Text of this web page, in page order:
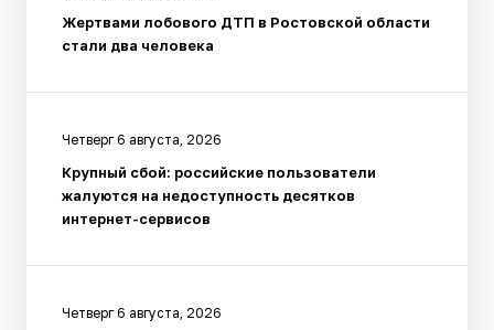
Жертвами лобового ДТП в Ростовской области
стали два человека
Четверг 6 августа, 2026
Крупный сбой: российские пользователи
жалуются на недоступность десятков
интернет-сервисов
Четверг 6 августа, 2026